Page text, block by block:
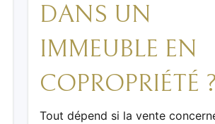
DANS UN
IMMEUBLE EN
COPROPRIÉTÉ ?
Tout dépend si la vente